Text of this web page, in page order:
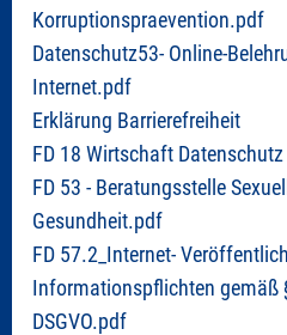
Korruptionspraevention.pdf
Datenschutz53- Online-
Internet.pdf
Erklärung Barrierefreiheit
FD 18 Wirtschaft Datenschutz
FD 53 - Beratungsstelle
Gesundheit.pdf
FD 57.2_Internet-
Informationspflichten gemäß
DSGVO.pdf